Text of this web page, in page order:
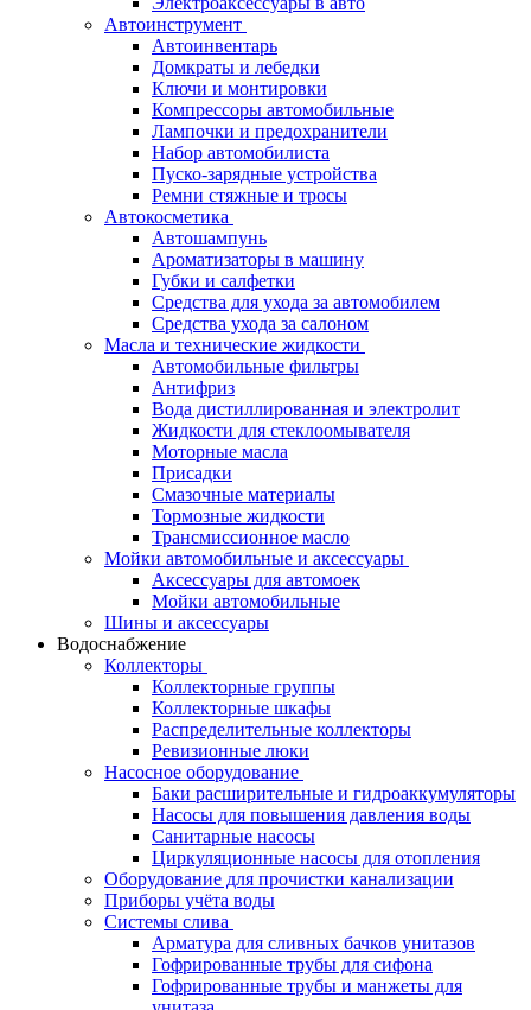
Автоинструмент
Автоинвентарь
Домкраты и лебедки
Ключи и монтировки
Компрессоры автомобильные
Лампочки и предохранители
Набор автомобилиста
Пуско-зарядные устройства
Ремни стяжные и тросы
Автокосметика
Автошампунь
Ароматизаторы в машину
Губки и салфетки
Средства для ухода за автомобилем
Средства ухода за салоном
Масла и технические жидкости
Автомобильные фильтры
Антифриз
Вода дистиллированная и электролит
Жидкости для стеклоомывателя
Моторные масла
Присадки
Смазочные материалы
Тормозные жидкости
Трансмиссионное масло
Мойки автомобильные и аксессуары
Аксессуары для автомоек
Мойки автомобильные
Шины и аксессуары
Водоснабжение
Коллекторы
Коллекторные группы
Коллекторные шкафы
Распределительные коллекторы
Ревизионные люки
Насосное оборудование
Баки расширительные и гидроаккумуляторы
Насосы для повышения давления воды
Санитарные насосы
Циркуляционные насосы для отопления
Оборудование для прочистки канализации
Приборы учёта воды
Системы слива
Арматура для сливных бачков унитазов
Гофрированные трубы для сифона
Гофрированные трубы и манжеты для